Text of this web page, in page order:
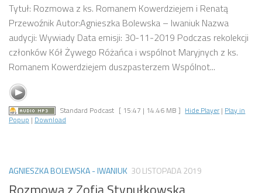
Tytuł: Rozmowa z ks. Romanem Kowerdziejem i Renatą
Przewoźnik Autor:Agnieszka Bolewska – Iwaniuk Nazwa
audycji: Wywiady Data emisji: 30-11-2019 Podczas rekolekcji
członków Kół Żywego Różańca i wspólnot Maryjnych z ks.
Romanem Kowerdziejem duszpasterzem Wspólnot...
Standard Podcast [ 15:47 | 14.46 MB ] Hide Player | Play in
Popup | Download
AGNIESZKA BOLEWSKA - IWANIUK 30 LISTOPADA 2019